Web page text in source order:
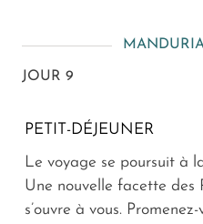
JOUR 9
PETIT-DÉJEUNER
Le voyage se poursuit à
Une nouvelle facette des
s’ouvre à vous.